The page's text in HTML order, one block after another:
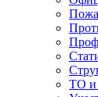
ТО и